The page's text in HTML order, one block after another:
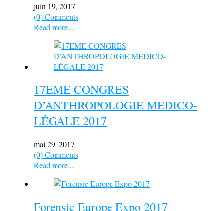
juin 19, 2017
(0) Comments
Read more...
17EME CONGRES
D’ANTHROPOLOGIE MEDICO-
LÉGALE 2017
mai 29, 2017
(0) Comments
Read more...
Forensic Europe Expo 2017